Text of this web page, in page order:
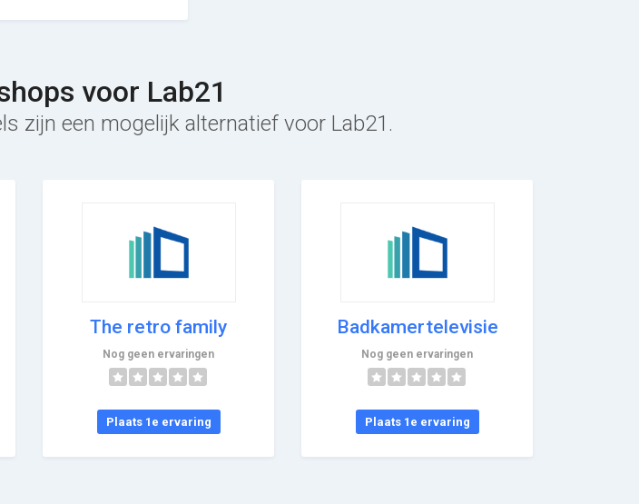
voor Lab21
zijn een mogelijk alternatief voor Lab21.
The retro family
Nog geen ervaringen
Plaats 1e ervaring
Badkamertelevisie
Nog geen ervaringen
Plaats 1e ervaring